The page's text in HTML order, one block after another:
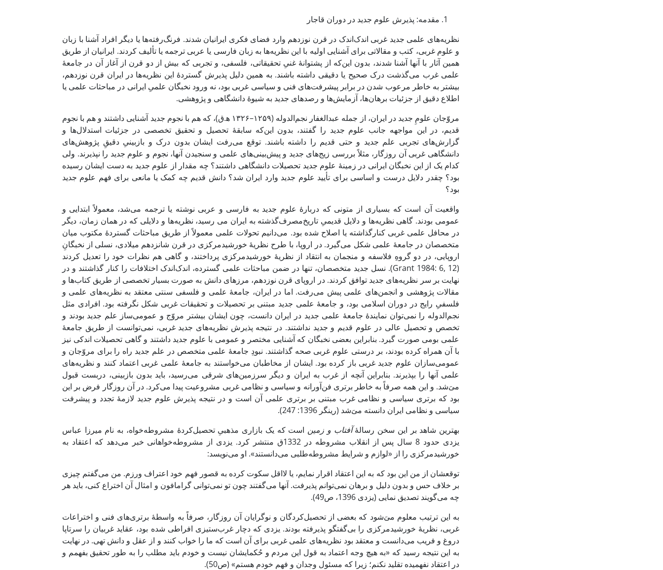
مقدمه: پذیرش علوم جدید در دوران قاجار
نظریه‌های علمی جدید غربی اندک‌اندک در قرن نوزدهم وارد فضای فکری ایرانیان شدند. فرنگ‌رفته‌ها یا دیگر افراد آشنا با زبان
و علوم غربی، کتب و مقالاتی برای آشنایی اولیه با این نظریه‌ها به زبان فارسی یا عربی ترجمه یا تألیف کردند. ایرانیان از طریق
همین آثار با آنها آشنا شدند، بدون این‌که از پشتوانۀ غنیِ تحقیقاتی، فلسفی، و تجربی که بیش از دو قرن از آغاز آن در جامعۀ
علمی غرب می‌گذشت درک صحیح یا دقیقی داشته باشند. به همین دلیل پذیرش گستردۀ این نظریه‌ها در ایران قرن نوزدهم،
بیشتر به خاطر مرعوب شدن در برابر پیشرفت‌های فنی و سیاسی غربی بود، نه ورود نخبگان علمیِ ایرانی در مباحثات علمی یا
اطلاع دقیق از جزئیات برهان‌ها، آزمایش‌ها و رصدهای جدید به شیوۀ دانشگاهی و پژوهشی.
مروّجان علومِ جدید در ایران، از جمله عبدالغفار نجم‌الدوله (۱۲۵۹–۱۳۲۶ ه‍.ق)، که هم با نجوم جدید آشنایی داشتند و هم با نجوم
قدیم، در این مواجهه جانب علوم جدید را گفتند، بدون این‌که سابقۀ تحصیل و تحقیق تخصصی در جزئیات استدلال‌ها و
گزارش‌های تجربی علم جدید و حتی قدیم را داشته باشند. توقع می‌رفت ایشان بدون درک و بازبینیِ دقیقِ پژوهش‌های
دانشگاهی غربی آن روزگار، مثلاً بررسی زیج‌های جدید و پیش‌بینی‌های علمی و سنجیدن آنها، نجوم و علوم جدید را نپذیرند. ولی
کدام یک از این نخبگان ایرانی در زمینۀ علوم جدید تحصیلات دانشگاهی داشتند؟ چه مقدار از علوم جدید به دست ایشان رسیده
بود؟ چقدر دلایل درست و اساسی برای تأیید علوم جدید وارد ایران شد؟ دانش قدیم چه کمک یا مانعی برای فهم علوم جدید
بود؟
واقعیت آن است که بسیاری از متونی که دربارۀ علوم جدید به فارسی و عربی نوشته یا ترجمه می‌شد، معمولاً ابتدایی و
عمومی بودند. گاهی نظریه‌ها و دلایل قدیمیِ تاریخ‌مصرف‌گذشته به ایران می رسید، نظریه‌ها و دلایلی که در همان زمان، دیگر
در محافل علمی غربی کنارگذاشته یا اصلاح شده بود. می‌دانیم تحولات علمی معمولاً از طریق مباحثات گستردۀ مکتوب میان
متخصصان در جامعۀ علمی شکل می‌گیرد. در اروپا، با طرح نظریۀ خورشیدمرکزی در قرن شانزدهم میلادی، نسلی از نخبگانِ
اروپایی، در دو گروهِ فلاسفه و منجمان به انتقاد از نظریۀ خورشیدمرکزی پرداختند، و گاهی هم نظرات خود را تعدیل کردند
(Grant 1984: 6, 12). نسل جدید متخصصان، تنها در ضمن مباحثات علمی گسترده، اندک‌اندک اختلافات را کنار گذاشتند و در
نهایت بر سر نظریه‌های جدید توافق کردند. در اروپای قرن نوزدهم، مرزهای دانش به صورت بسیار تخصصی از طریق کتاب‌ها و
مقالات پژوهشی و انجمن‌های علمی پیش می‌رفت. اما در ایران، جامعۀ علمی و فلسفی سنتی معتقد به نظریه‌های علمی و
فلسفیِ رایج در دوران اسلامی بود، و جامعۀ علمی جدید مبتنی بر تحصیلات و تحقیقات غربی شکل نگرفته بود. افرادی مثل
نجم‌الدوله را نمی‌توان نمایندۀ جامعۀ علمی جدید در ایران دانست، چون ایشان بیشتر مروّج و عمومی‌ساز علم جدید بودند و
تخصص و تحصیل عالی در علوم قدیم و جدید نداشتند. در نتیجه پذیرش نظریه‌های جدید غربی، نمی‌توانست از طریق جامعۀ
علمی بومی صورت گیرد. بنابراین بعضی نخبگان که آشنایی مختصر و عمومی با علوم جدید داشتند و گاهی تحصیلات اندکی نیز
با آن همراه کرده بودند، بر درستی علوم غربی صحه گذاشتند. نبودِ جامعۀ علمی متخصص در علم جدید راه را برای مروّجان و
عمومی‌سازان علوم جدید غربی باز کرده بود. ایشان از مخاطبان می‌خواستند به جامعۀ علمی غربی اعتماد کنند و نظریه‌های
علمی آنها را بپذیرند. بنابراین آنچه از غرب به ایران و دیگر سرزمین‌های شرقی می‌رسید، باید بدون بازبینی، دربست قبول
می‌َشد. و این همه صرفاً به خاطر برتری فن‌آورانه و سیاسی و نظامی غربی مشروعیت پیدا می‌کرد. در آن روزگار فرض بر این
بود که برتری سیاسی و نظامی غرب مبتنی بر برتری علمی آن است و در نتیجه پذیرش علوم جدید لازمۀ تجدد و پیشرفت
سیاسی و نظامی ایران دانسته می‌َشد (رینگر 1396: 247).
بهترین شاهد بر این سخن رسالۀآفتاب و زمین است که یک بازاری مذهبیِ تحصیل‌کردۀ مشروطه‌خواه، به نام میرزا عباس
یزدی حدود 8 سال پس از انقلاب مشروطه در 1332ق منتشر کرد. یزدی از مشروطه‌خواهانی خبر می‌دهد که اعتقاد به
خورشیدمرکزی را از «لوازم و شرایط مشروطه‌طلبی می‌دانستند». او می‌نویسد:
توقعشان از من این بود که به این اعتقاد اقرار نمایم، یا لااقل سکوت کرده به قصور فهم خود اعتراف ورزم. من می‌گفتم چیزی
بر خلاف حس و بدون دلیل و برهان نمی‌توانم پذیرفت. آنها می‌گفتند چون تو نمی‌توانی گرامافون و امثال آن اختراع کنی، باید هر
چه می‌گویند تصدیق نمایی (یزدی 1396، ص49).
به این ترتیب معلوم می‌َشود که بعضی از تحصیل‌کردگان و نوگرایان آن روزگار، صرفاً به واسطۀ برتری‌های فنی و اختراعات
غربی، نظریۀ خورشیدمرکزی را بی‌گفتگو پذیرفته بودند. یزدی که دچار غرب‌ستیزی افراطی شده بود، عقاید غربیان را سرتاپا
دروغ و فریب می‌دانست و معتقد بود نظریه‌های علمی غربی برای آن است که ما را خواب کنند و از عقل و دانش تهی. در نهایت
به این نتیجه رسید که «به هیچ وجه اعتماد به قول این مردم و حُکمایشان نیست و خودم باید مطلب را به طور تحقیق بفهمم و
در اعتقاد نفهمیده تقلید نکنم؛ زیرا که مسئول وجدان و فهم خودم هستم» (ص50).